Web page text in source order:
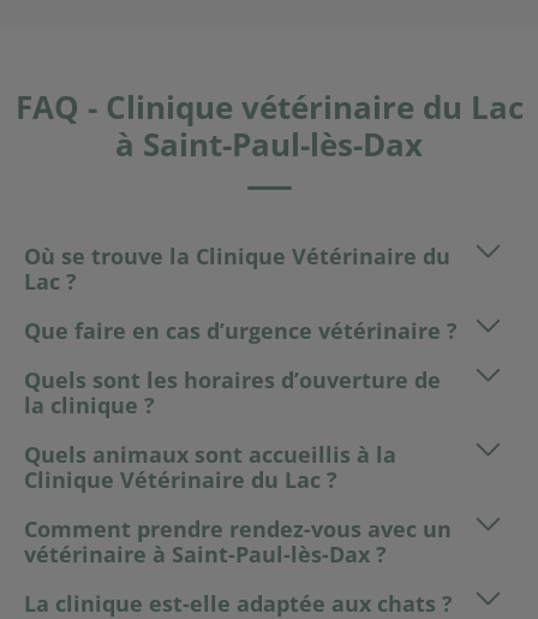
FAQ - Clinique vétérinaire du Lac
à Saint-Paul-lès-Dax
Où se trouve la Clinique Vétérinaire du
Lac ?
Que faire en cas d’urgence vétérinaire ?
Quels sont les horaires d’ouverture de
la clinique ?
Quels animaux sont accueillis à la
Clinique Vétérinaire du Lac ?
Comment prendre rendez-vous avec un
vétérinaire à Saint-Paul-lès-Dax ?
La clinique est-elle adaptée aux chats ?